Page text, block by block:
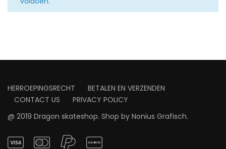
HERROEPINGSRECHT
BETALEN EN VERZENDEN
CONTACT US
PRIVACY POLICY
@ 2019 Dragon skateshop. Shop by Nonius Grafisch.